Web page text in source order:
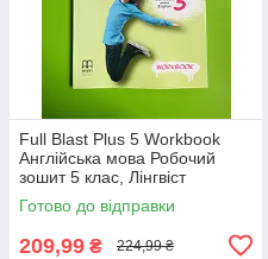
Full Blast Plus 5 Workbook
Англійська мова Робочий
зошит 5 клас, Лінгвіст
Готово до відправки
209,99 ₴ 224,99 ₴